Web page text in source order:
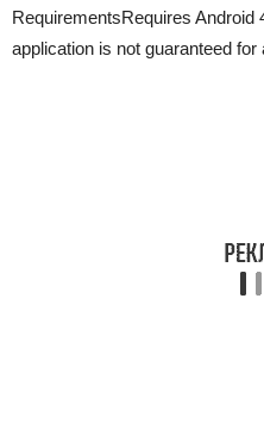
RequirementsRequires Android
application is not guaranteed for